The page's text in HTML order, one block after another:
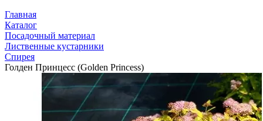
Главная
Каталог
Посадочный материал
Лиственные кустарники
Спирея
Голден Принцесс (Golden Princess)